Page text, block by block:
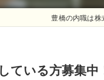
豊橋の内職は
ている方募集